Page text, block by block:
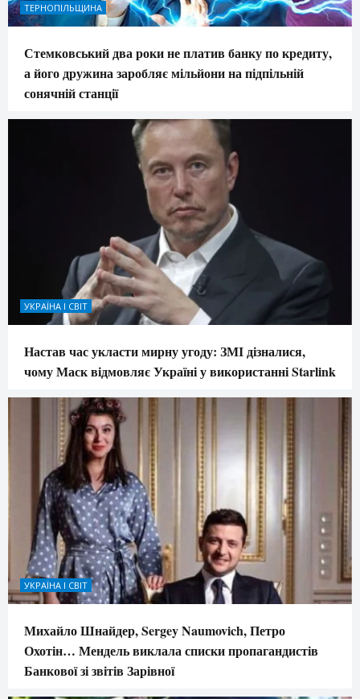
ТЕРНОПІЛЬЩИНА
Стемковський два роки не платив банку по кредиту,
а його дружина заробляє мільйони на підпільній
сонячній станції
УКРАЇНА І СВІТ
Настав час укласти мирну угоду: ЗМІ дізналися,
чому Маск відмовляє Україні у використанні Starlink
УКРАЇНА І СВІТ
Михайло Шнайдер, Sergey Naumovich, Петро
Охотін… Мендель виклала списки пропагандистів
Банкової зі звітів Зарівної